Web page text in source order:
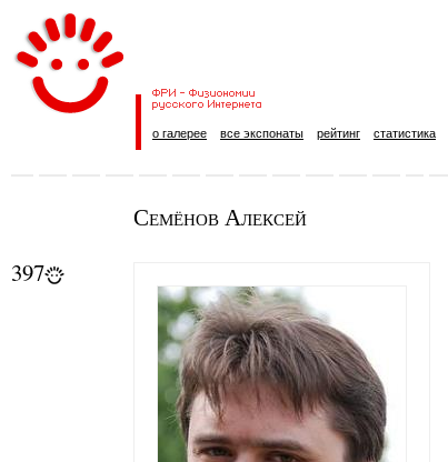
о галерее все экспонаты рейтинг статистика
Семёнов Алексей
397